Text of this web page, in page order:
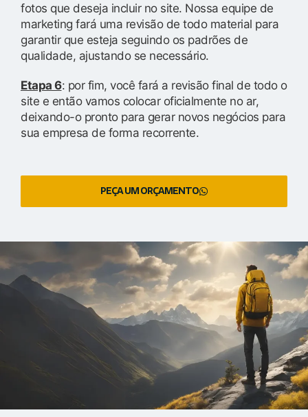
fotos que deseja incluir no site. Nossa equipe de
marketing fará uma revisão de todo material para
garantir que esteja seguindo os padrões de
qualidade, ajustando se necessário.
Etapa 6: por fim, você fará a revisão final de todo o
site e então vamos colocar oficialmente no ar,
deixando-o pronto para gerar novos negócios para
sua empresa de forma recorrente.
PEÇA UM ORÇAMENTO